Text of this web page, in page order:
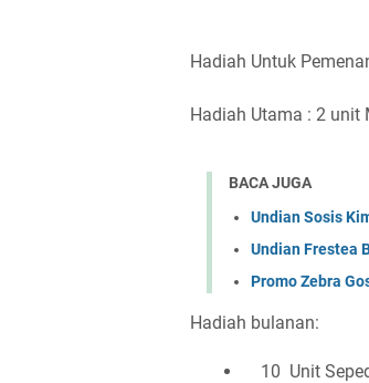
Hadiah Untuk
Hadiah Utama : 2 unit
BACA JUGA
Undian Sosis
Undian Frestea
Promo Zebra
Hadiah bulanan:
10 Unit